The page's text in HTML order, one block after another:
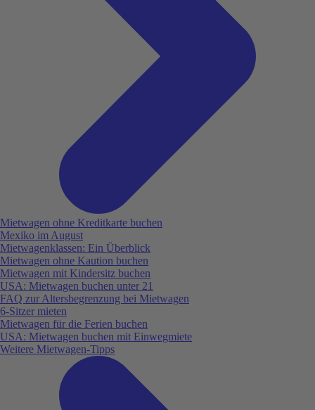
Mietwagen ohne Kreditkarte buchen
Mexiko im August
Mietwagenklassen: Ein Überblick
Mietwagen ohne Kaution buchen
Mietwagen mit Kindersitz buchen
USA: Mietwagen buchen unter 21
FAQ zur Altersbegrenzung bei Mietwagen
6-Sitzer mieten
Mietwagen für die Ferien buchen
USA: Mietwagen buchen mit Einwegmiete
Weitere Mietwagen-Tipps